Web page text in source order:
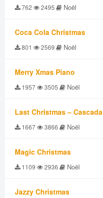
762 2495 Noël
Coca Cola Christmas
801 2569 Noël
Merry Xmas Piano
1957 3505 Noël
Last Christmas – Cascada
1667 3866 Noël
Magic Christmas
1109 2936 Noël
Jazzy Christmas